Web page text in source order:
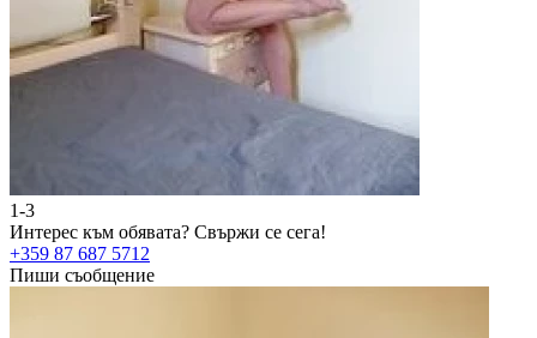
1-3
Интерес към обявата? Свържи се сега!
+359 87 687 5712
Пиши съобщение